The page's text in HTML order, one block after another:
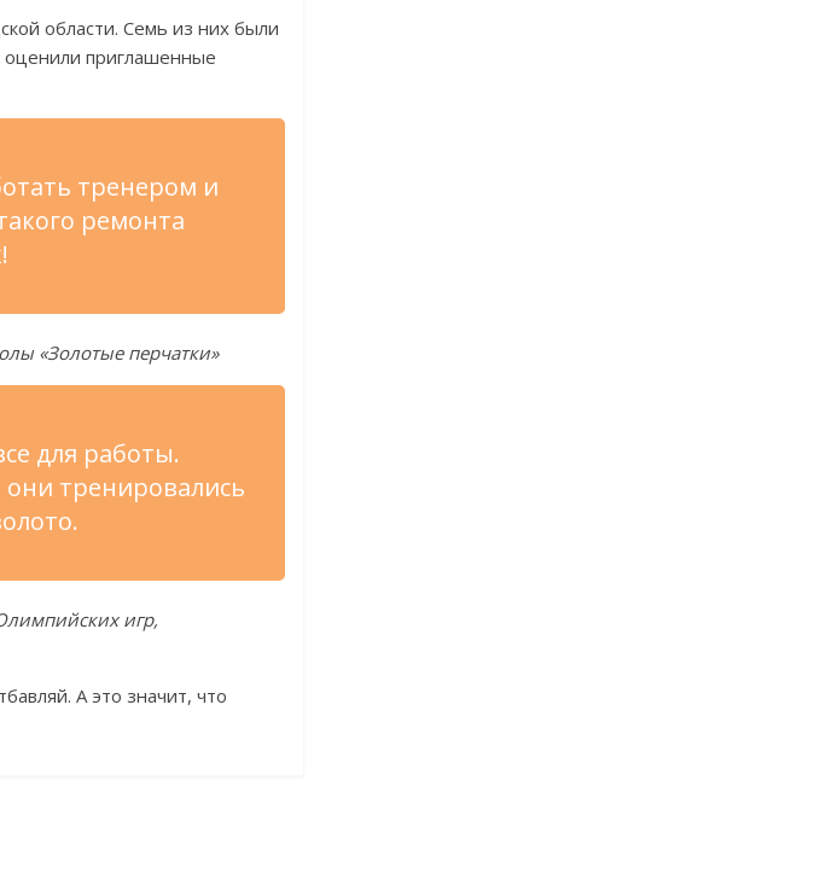
области. Семь из них были
приглашенные
тренером и
ремонта
«Золотые перчатки»
для работы.
тренировались
игр,
А это значит, что